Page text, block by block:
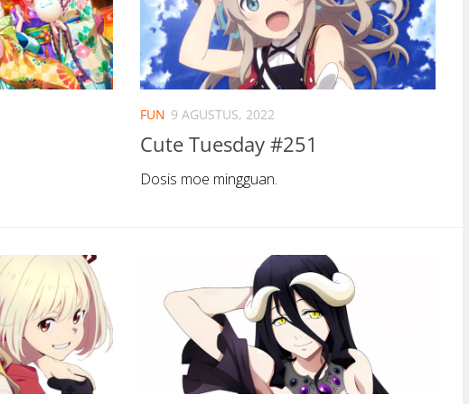
FUN 9 AGUSTUS, 2022
Cute Tuesday #251
Dosis moe mingguan.